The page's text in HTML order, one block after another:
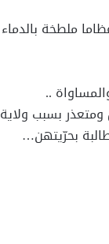
ملطخة بالدماء
..
بسبب ولاية
بحرّيتهن…